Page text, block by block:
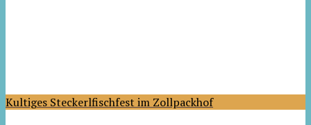
Kultiges Steckerlfischfest im Zollpackhof